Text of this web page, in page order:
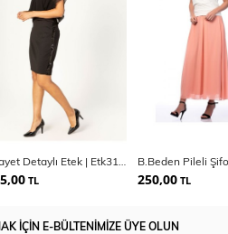
TL 250,00 TL
İÇİN E-BÜLTENİMİZE ÜYE OLUN